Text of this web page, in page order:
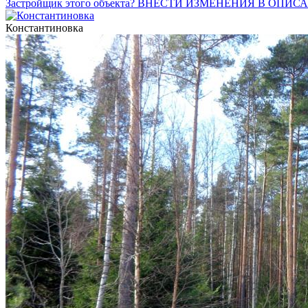
Застройщик этого объекта? ВНЕСТИ ИЗМЕНЕНИЯ В
Константиновка